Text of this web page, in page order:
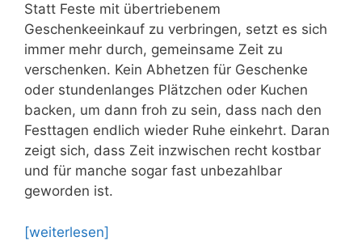
Statt Feste mit übertriebenem
Geschenkeeinkauf zu verbringen, setzt es sich
immer mehr durch, gemeinsame Zeit zu
verschenken. Kein Abhetzen für Geschenke
oder stundenlanges Plätzchen oder Kuchen
backen, um dann froh zu sein, dass nach den
Festtagen endlich wieder Ruhe einkehrt. Daran
zeigt sich, dass Zeit inzwischen recht kostbar
und für manche sogar fast unbezahlbar
geworden ist.
[weiterlesen]